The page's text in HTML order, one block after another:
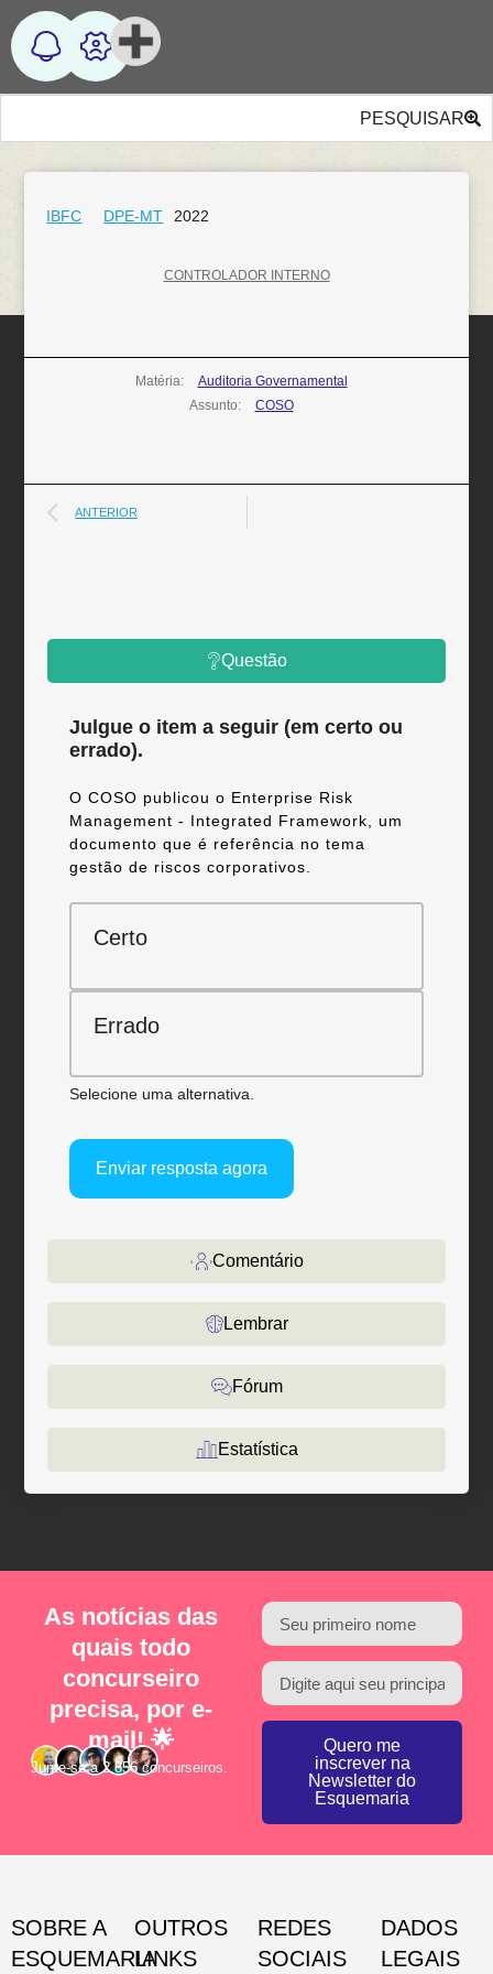
PESQUISAR
IBFC DPE-MT 2022
CONTROLADOR INTERNO
Matéria:
Auditoria Governamental
Assunto:
COSO
ANTERIOR
Questão
Comentário
Lembrar
Fórum
Estatística
Julgue o item a seguir (em certo ou
errado).
O COSO publicou o Enterprise Risk
Management - Integrated Framework, um
documento que é referência no tema
gestão de riscos corporativos.
Certo
Errado
Selecione uma alternativa.
Enviar resposta agora
As notícias das
quais todo
concurseiro
precisa, por e-
mail! 🌟
Junte-se a 2.856 concurseiros.
Quero me
inscrever na
Newsletter do
Esquemaria
SOBRE A
ESQUEMARIA
OUTROS
LINKS
REDES
SOCIAIS
DADOS
LEGAIS